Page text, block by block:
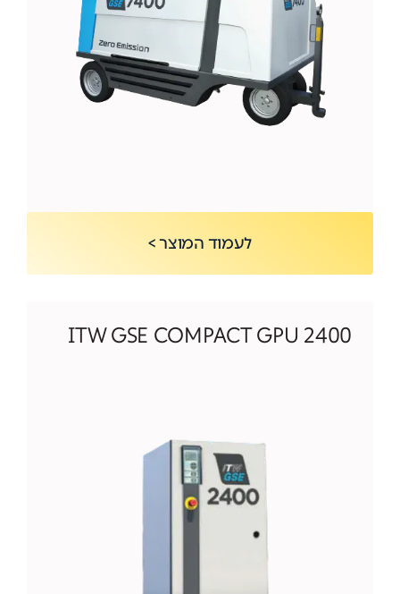
לעמוד המוצר >
2400 ITW GSE COMPACT GPU